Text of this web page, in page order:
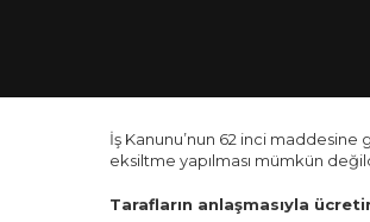
İş Kanunu’nun 62 inci
eksiltme yapılması mümkün
Tarafların anlaşmasıyla